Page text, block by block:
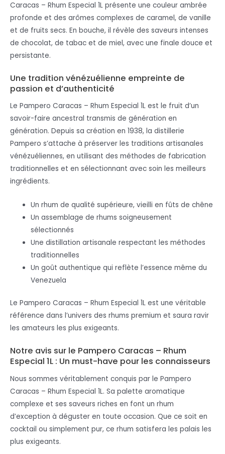
Caracas – Rhum Especial 1L présente une couleur ambrée
profonde et des arômes complexes de caramel, de vanille
et de fruits secs. En bouche, il révèle des saveurs intenses
de chocolat, de tabac et de miel, avec une finale douce et
persistante.
Une tradition vénézuélienne empreinte de
passion et d’authenticité
Le Pampero Caracas – Rhum Especial 1L est le fruit d’un
savoir-faire ancestral transmis de génération en
génération. Depuis sa création en 1938, la distillerie
Pampero s’attache à préserver les traditions artisanales
vénézuéliennes, en utilisant des méthodes de fabrication
traditionnelles et en sélectionnant avec soin les meilleurs
ingrédients.
Un rhum de qualité supérieure, vieilli en fûts de chêne
Un assemblage de rhums soigneusement
sélectionnés
Une distillation artisanale respectant les méthodes
traditionnelles
Un goût authentique qui reflète l’essence même du
Venezuela
Le Pampero Caracas – Rhum Especial 1L est une véritable
référence dans l’univers des rhums premium et saura ravir
les amateurs les plus exigeants.
Notre avis sur le Pampero Caracas – Rhum
Especial 1L : Un must-have pour les connaisseurs
Nous sommes véritablement conquis par le Pampero
Caracas – Rhum Especial 1L. Sa palette aromatique
complexe et ses saveurs riches en font un rhum
d’exception à déguster en toute occasion. Que ce soit en
cocktail ou simplement pur, ce rhum satisfera les palais les
plus exigeants.